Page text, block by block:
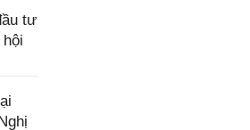
tư